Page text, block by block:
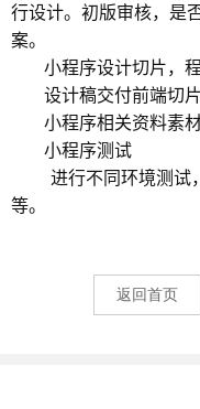
行设计。初版审核，是
案。
小程序设计切片，程
设计稿交付前端切片
小程序相关资料素
小程序测试
进行不同环境测试
等。
返回首页